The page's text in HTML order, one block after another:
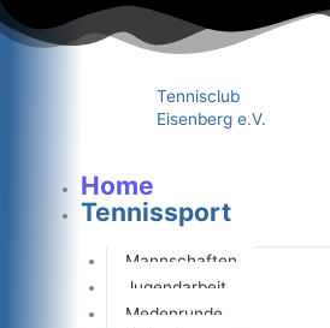
Zum
Inhalt
Tennisclub
Eisenberg e.V.
Home
Tennissport
Mannschaften
Jugendarbeit
Medenrunde